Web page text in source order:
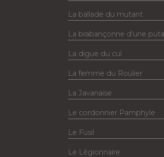
La ballade du mutant
La brabançonne d'une
La digue du cul
La femme du Roulier
La Javanaise
Le cordonnier Pamphyle
Le Fusil
Le Légionnaire